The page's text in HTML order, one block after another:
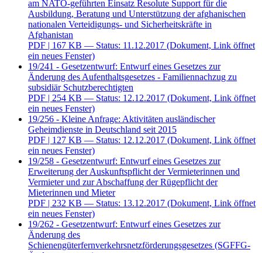
am NATO-geführten Einsatz Resolute Support für die
Ausbildung, Beratung und Unterstützung der afghanischen
nationalen Verteidigungs- und Sicherheitskräfte in
Afghanistan
PDF | 167 KB — Status: 11.12.2017 (Dokument, Link öffnet
ein neues Fenster)
19/241 - Gesetzentwurf: Entwurf eines Gesetzes zur
Änderung des Aufenthaltsgesetzes - Familiennachzug zu
subsidiär Schutzberechtigten
PDF | 254 KB — Status: 12.12.2017 (Dokument, Link öffnet
ein neues Fenster)
19/256 - Kleine Anfrage: Aktivitäten ausländischer
Geheimdienste in Deutschland seit 2015
PDF | 127 KB — Status: 12.12.2017 (Dokument, Link öffnet
ein neues Fenster)
19/258 - Gesetzentwurf: Entwurf eines Gesetzes zur
Erweiterung der Auskunftspflicht der Vermieterinnen und
Vermieter und zur Abschaffung der Rügepflicht der
Mieterinnen und Mieter
PDF | 232 KB — Status: 13.12.2017 (Dokument, Link öffnet
ein neues Fenster)
19/262 - Gesetzentwurf: Entwurf eines Gesetzes zur
Änderung des
Schienengüterfernverkehrsnetzförderungsgesetzes (SGFFG-